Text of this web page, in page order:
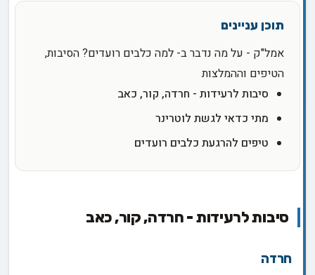
אמל"ק - על מה נדבר ב- למה כלבים רועדים? הסיבות,
הטיפים וההמלצות
סיבות לרעידות - חרדה, קור, כאב
מתי כדאי לגשת לוטרינר
טיפים להרגעת כלבים רועדים
סיבות לרעידות - חרדה, קור, כאב
חרדה